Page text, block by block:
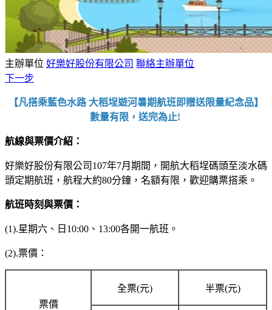
主辦單位 好樂好股份有限公司 聯絡主辦單位
下一步
【凡搭乘藍色水路 大稻埕遊河暑期航班即贈送限量紀念品】
數量有限，送完為止!
航線與票價介紹：
好樂好股份有限公司107年7月期間，開航大稻埕碼頭至淡水碼
頭定期航班，航程大約80分鐘，名額有限，歡迎購票搭乘。
航班時刻與票價：
(1).星期六、日10:00、13:00各開一航班。
(2).票價：
票價
全票(元) 半票(元)